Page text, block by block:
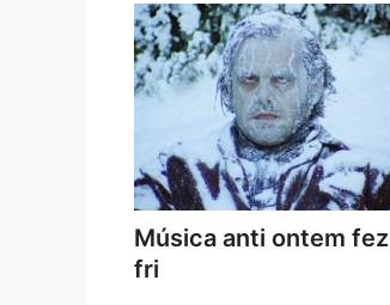
Música anti ontem fez
fri